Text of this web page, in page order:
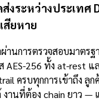
งระหว่างประเทศ
สียหาย
านการตรวจสอบมาตรฐ
256 ทั้ง at-rest แ
ครบทุกการเข้าถึง ลูก
งานที่ต้อง chain ยาว —